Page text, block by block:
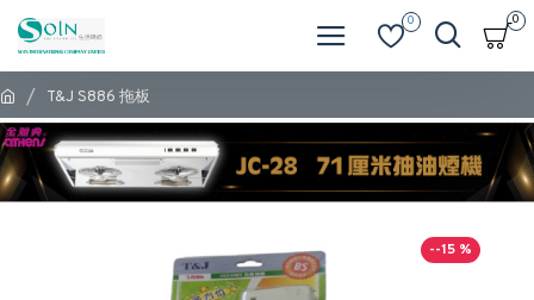
0 0
T&J S886 拖板
--15 %